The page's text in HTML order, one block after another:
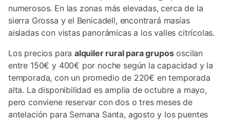
numerosos. En las zonas más elevadas, cerca de la
sierra Grossa y el Benicadell, encontrará masías
aisladas con vistas panorámicas a los valles citrícolas.
Los precios paraalquiler rural para grupososcilan
entre 150€ y 400€ por noche según la capacidad y la
temporada, con un promedio de 220€ en temporada
alta. La disponibilidad es amplia de octubre a mayo,
pero conviene reservar con dos o tres meses de
antelación para Semana Santa, agosto y los puentes